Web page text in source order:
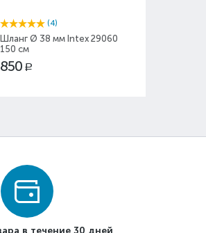
(4)
Шланг Ø 38 мм Intex 29060
150 см
850 Р
в течение 30 дней